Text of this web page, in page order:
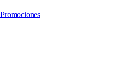
Promociones